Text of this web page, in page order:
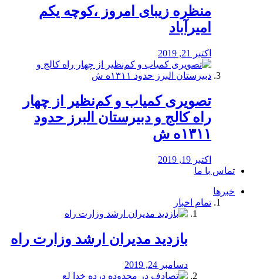
منظره‌‌ زیبای امروز ،کوچه یکم
امیرآباد
اکتبر 21, 2019
️تصویری کمیاب و کم‌نظیر از چهار
راه كالج و دبيرستان البرز حدود
۱۳۱۱ه ش
اکتبر 19, 2019
تماس با ما
خبرها
تمام اخبار
بازدید مدیران ارشد وزارت راه
دسامبر 24, 2019